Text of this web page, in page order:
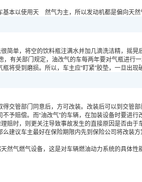
以使用天 然气为主，所以发动机都是偏向天然
单，将空的饮料瓶注满水并加几滴洗洁精，摇
有关部门规定，油改气的车每两年要对气瓶进
受到磨损。所以，车主应“盯紧”胶垫，一旦出现
管部门同意后，方可改装。改装后可以到交管部
赔偿。而“油改气”的车辆，在加装设备时要进
时，则更关注导致事故发生的直接原因是否由
建议车主最好在保险期限内先到保险公司将改
气燃气设备，这是对车辆燃油动力系统的具体